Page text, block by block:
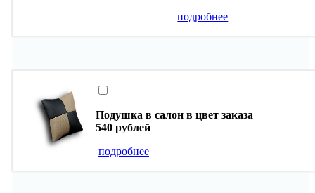
подробнее
Подушка в салон в цвет заказа
540 рублей
подробнее